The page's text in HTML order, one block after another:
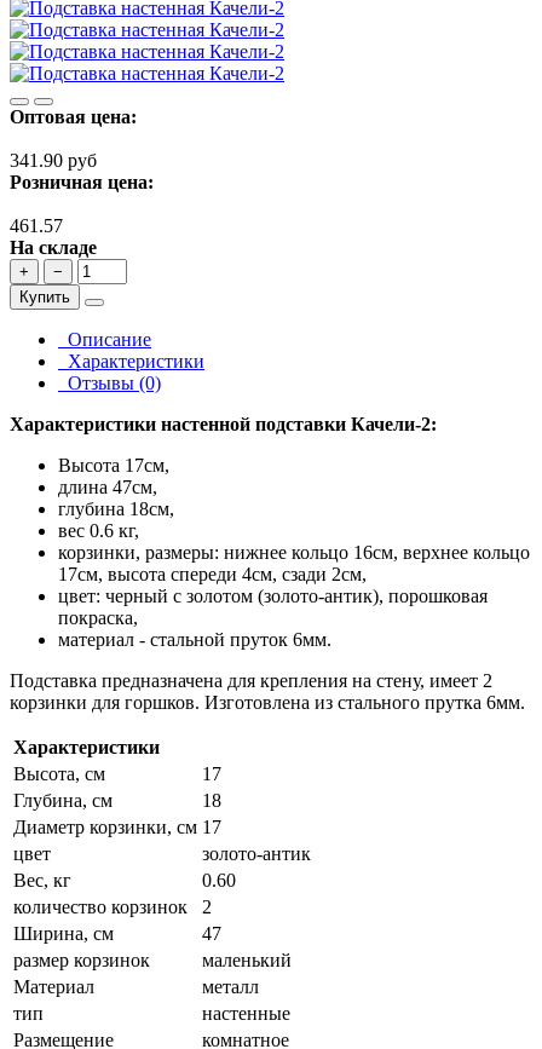
Оптовая цена:
341.90 руб
Розничная цена:
461.57
На складе
+
−
Купить
Описание
Характеристики
Отзывы (0)
Характеристики настенной подставки Качели-2:
Высота 17см,
длина 47см,
глубина 18см,
вес 0.6 кг,
корзинки, размеры: нижнее кольцо 16см, верхнее кольцо
17см, высота спереди 4см, сзади 2см,
цвет: черный с золотом (золото-антик), порошковая
покраска,
материал - стальной пруток 6мм.
Подставка предназначена для крепления на стену, имеет 2
корзинки для горшков. Изготовлена из стального прутка 6мм.
Характеристики
Высота, см
17
Глубина, см
18
Диаметр корзинки, см 17
цвет
золото-антик
Вес, кг
0.60
количество корзинок
2
Ширина, см
47
размер корзинок
маленький
Материал
металл
тип
настенные
Размещение
комнатное